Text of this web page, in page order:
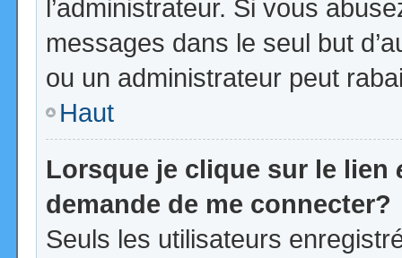
l’administrateur. Si vous
messages dans le seul but
ou un administrateur peut
Haut
Lorsque je clique sur le lien
demande de me connecter?
Seuls les utilisateurs